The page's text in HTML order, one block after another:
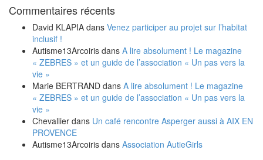
Commentaires récents
David KLAPIA dans Venez participer au projet sur l’habitat
inclusif !
Autisme13Arcoiris dans A lire absolument ! Le magazine
« ZEBRES » et un guide de l’association « Un pas vers la
vie »
Marie BERTRAND dans A lire absolument ! Le magazine
« ZEBRES » et un guide de l’association « Un pas vers la
vie »
Chevallier dans Un café rencontre Asperger aussi à AIX EN
PROVENCE
Autisme13Arcoiris dans Association AutieGirls